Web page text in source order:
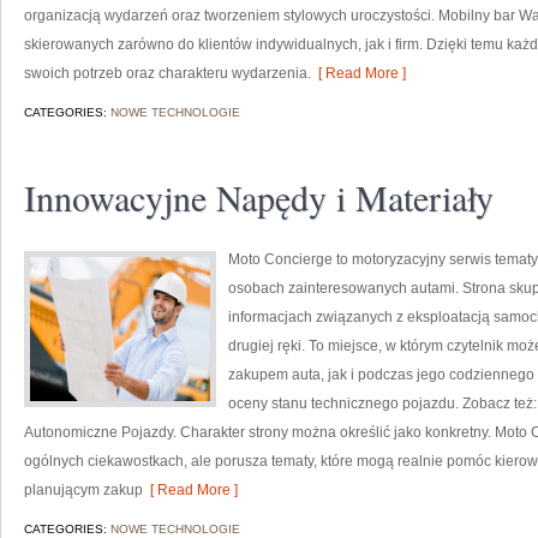
organizacją wydarzeń oraz tworzeniem stylowych uroczystości. Mobilny bar
skierowanych zarówno do klientów indywidualnych, jak i firm. Dzięki temu
swoich potrzeb oraz charakteru wydarzenia. [ Read More ]
CATEGORIES: NOWE TECHNOLOGIE
Innowacyjne Napędy i Materiały
Moto Concierge to motoryzacyjny serwis
osobach zainteresowanych autami. Strona
informacjach związanych z eksploatacją
drugiej ręki. To miejsce, w którym czytelnik
zakupem auta, jak i podczas jego
oceny stanu technicznego pojazdu. Zobacz
Autonomiczne Pojazdy. Charakter strony można określić jako konkretny. Moto
ogólnych ciekawostkach, ale porusza tematy, które mogą realnie pomóc
planującym zakup [ Read More ]
CATEGORIES: NOWE TECHNOLOGIE